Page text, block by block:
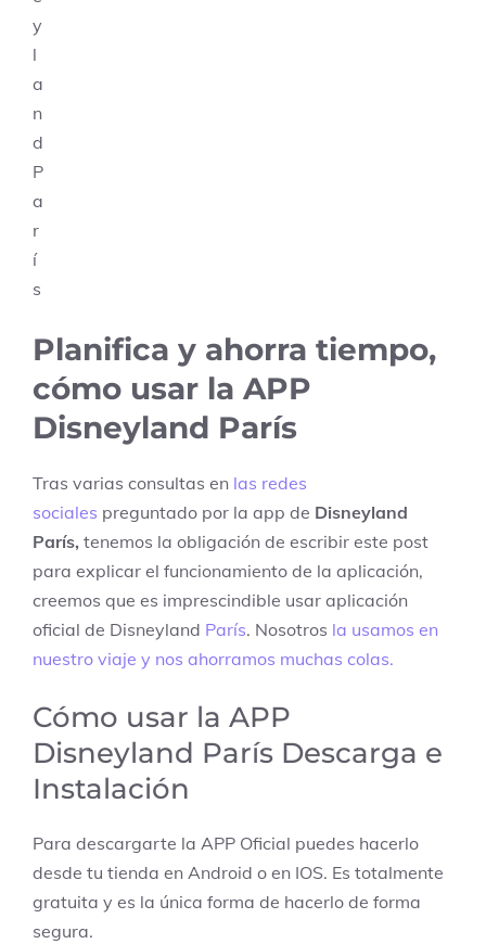
Planifica y ahorra tiempo,
cómo usar la APP
Disneyland París
Tras varias consultas en las redes
sociales preguntado por la app de Disneyland
París, tenemos la obligación de escribir este post
para explicar el funcionamiento de la aplicación,
creemos que es imprescindible usar aplicación
oficial de Disneyland París. Nosotros la usamos en
nuestro viaje y nos ahorramos muchas colas.
Cómo usar la APP
Disneyland París Descarga e
Instalación
Para descargarte la APP Oficial puedes hacerlo
desde tu tienda en Android o en IOS. Es totalmente
gratuita y es la única forma de hacerlo de forma
segura.